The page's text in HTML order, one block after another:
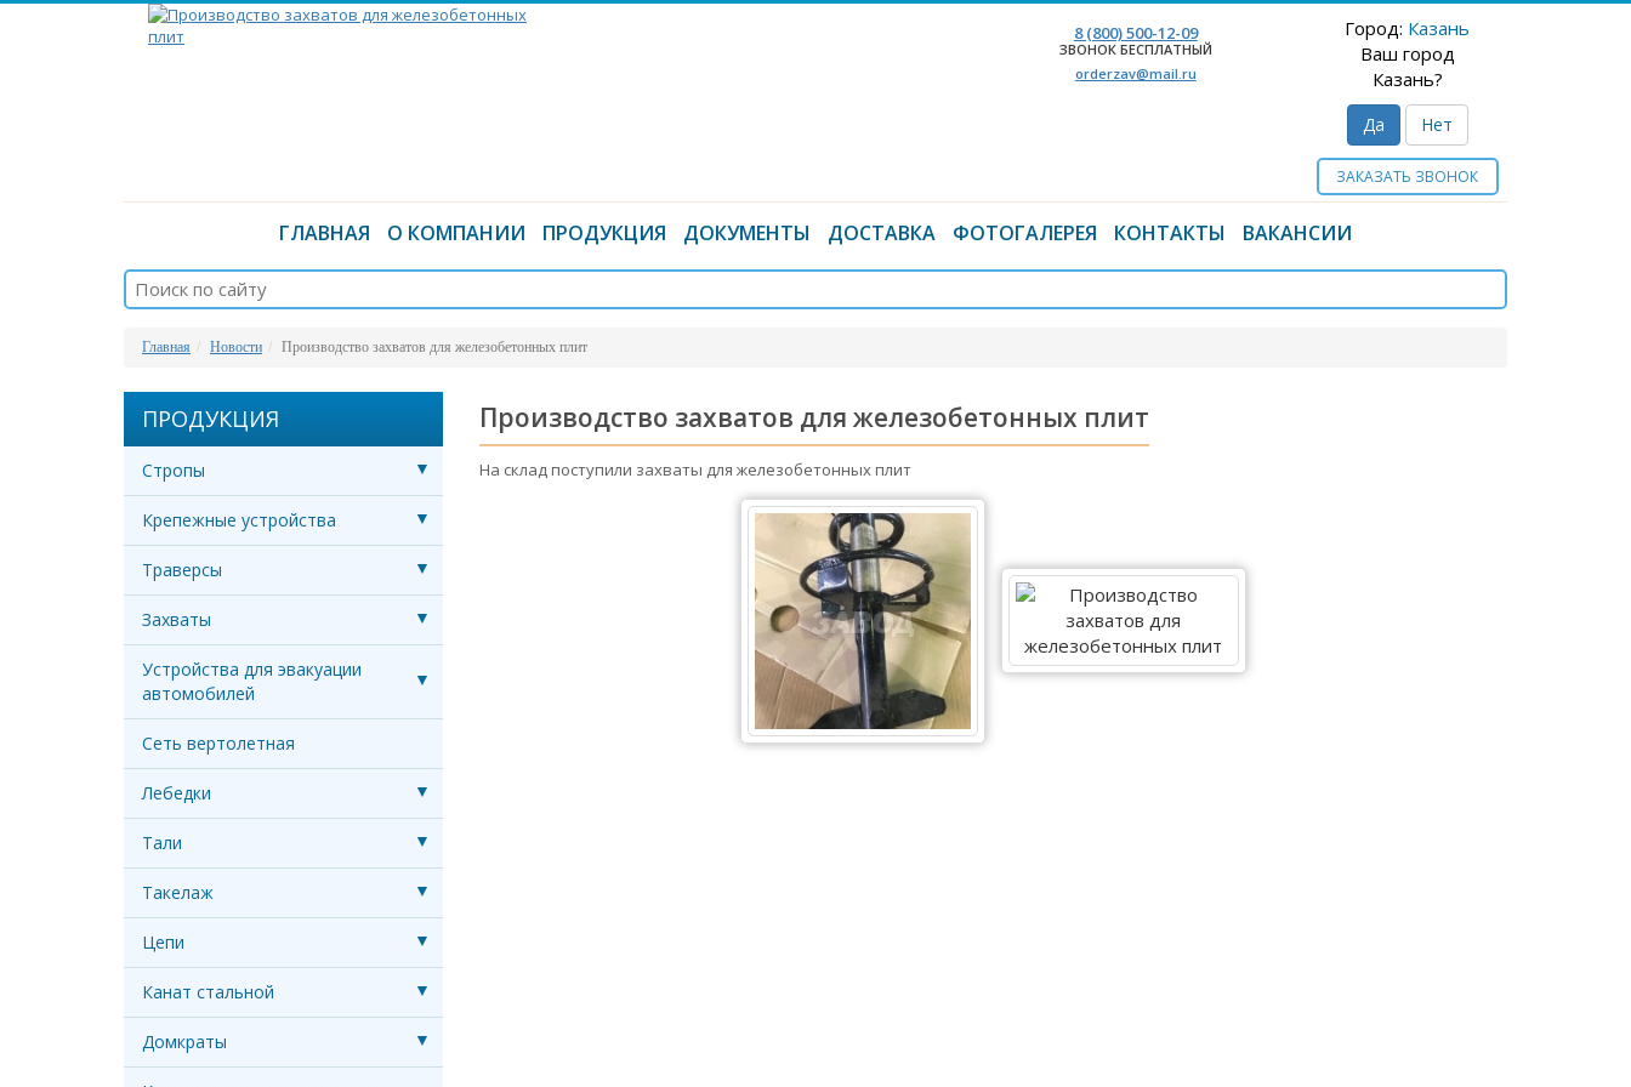
8 (800) 500-12-09
ЗВОНОК БЕСПЛАТНЫЙ
orderzav@mail.ru
Город: Казань
Ваш город
Казань?
Да Нет
ЗАКАЗАТЬ ЗВОНОК
ГЛАВНАЯ О КОМПАНИИ ПРОДУКЦИЯ ДОКУМЕНТЫ ДОСТАВКА ФОТОГАЛЕРЕЯ КОНТАКТЫ ВАКАНСИИ
Главная Новости Производство захватов для железобетонных плит
ПРОДУКЦИЯ
Стропы
Крепежные устройства
Траверсы
Захваты
Устройства для эвакуации
автомобилей
Сеть вертолетная
Лебедки
Тали
Такелаж
Цепи
Канат стальной
Домкраты
Производство захватов для железобетонных плит
На склад поступили захваты для железобетонных плит